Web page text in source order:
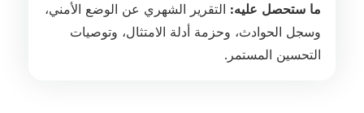
ما ستحصل عليه: التقرير الشهري عن الوضع الأمني،
وسجل الحوادث، وحزمة أدلة الامتثال، وتوصيات
التحسين المستمر.